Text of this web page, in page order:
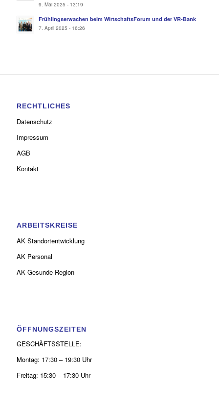
9. Mai 2025 - 13:19
Frühlingserwachen beim WirtschaftsForum und der VR-Bank
7. April 2025 - 16:26
RECHTLICHES
Datenschutz
Impressum
AGB
Kontakt
ARBEITSKREISE
AK Standortentwicklung
AK Personal
AK Gesunde Region
ÖFFNUNGSZEITEN
GESCHÄFTSSTELLE:
Montag: 17:30 – 19:30 Uhr
Freitag: 15:30 – 17:30 Uhr